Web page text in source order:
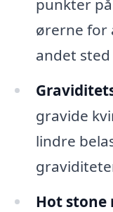
punkter
ørerne for
andet
gravide
lindre
Hot stone